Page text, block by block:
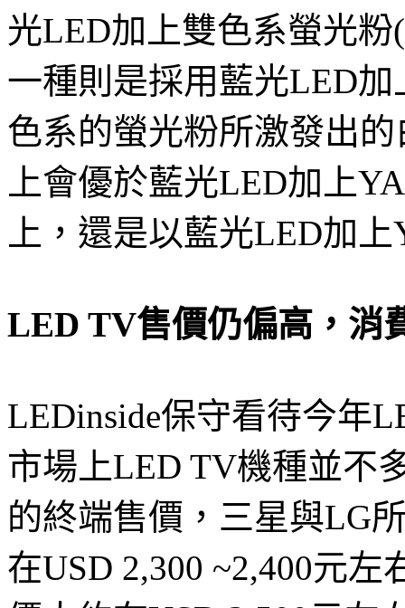
光LED加上雙色系螢光
一種則是採用藍光LED
色系的螢光粉所激發出
上會優於藍光LED加上
上，還是以藍光LED
LED TV售價仍偏高，消
LEDinside保守看待今年
市場上LED TV機種並不
的終端售價，三星與LG
在USD 2,300 ~2,400元